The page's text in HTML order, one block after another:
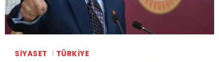
SIYASET TÜRKIYE